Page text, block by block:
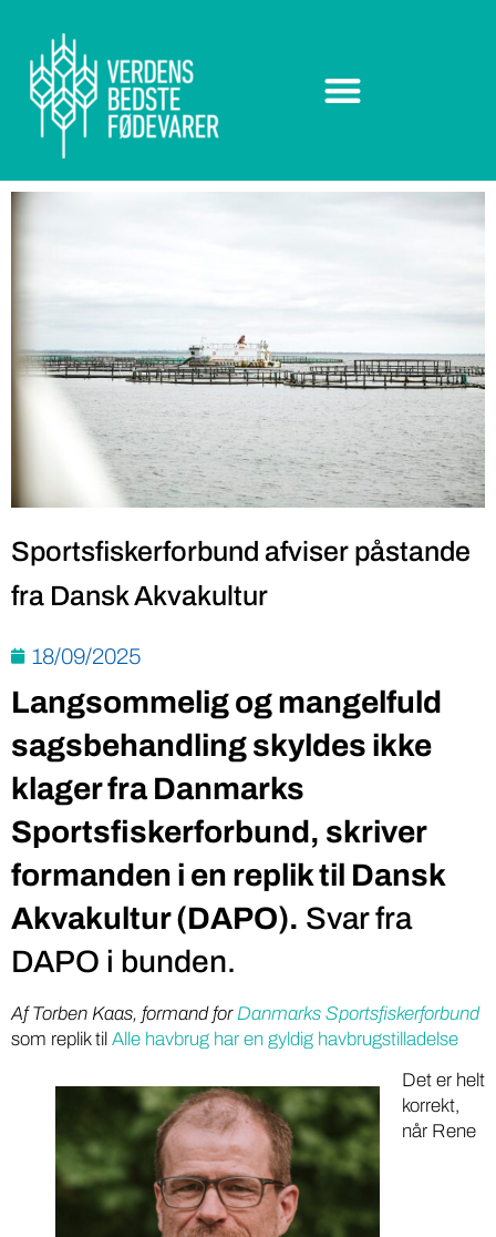
Sportsfiskerforbund afviser påstande
fra Dansk Akvakultur
18/09/2025
Langsommelig og mangelfuld
sagsbehandling skyldes ikke
klager fra Danmarks
Sportsfiskerforbund, skriver
formanden i en replik til Dansk
Akvakultur (DAPO). Svar fra
DAPO i bunden.
Af Torben Kaas, formand for Danmarks Sportsfiskerforbund
som replik til Alle havbrug har en gyldig havbrugstilladelse
Det er helt
korrekt,
når Rene